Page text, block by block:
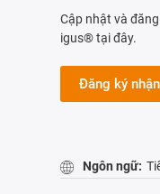
Cập nhật và
igus® tại đây.
Đăng ký
Ngôn ngữ: